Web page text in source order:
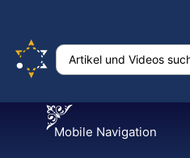
Mobile Navigation